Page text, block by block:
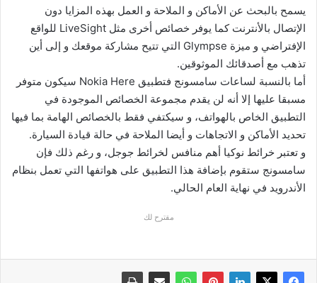
يسمح بالبحث عن الأماكن و الملاحة و العمل بهذه المزايا دون
الإتصال بالأنترنت كما يوفر خصائص أخرى مثل LiveSight للواقع
الإفتراضي و ميزة Glympse التي تتيح مشاركة موقعك و إلى أين
تذهب مع أصدقائك الموثوقين.
أما بالنسبة لساعات سامسونج فتطبيق Nokia Here سيكون متوفر
مسبقا عليها إلا أنه لن يقدم مجموعة الخصائص الموجودة في
التطبيق الخاص بالهواتف، و سيكتفي فقط بالخصائص الهامة بما فيها
تحديد الأماكن و الاتجاهات و أيضا الملاحة في حالة قيادة السيارة.
و تعتبر خرائط نوكيا أهم منافس لخرائط جوجل، و رغم ذلك فإن
سامسونج ستقوم بإضافة هذا التطبيق على هواتفها التي تعمل بنظام
الأندرويد في نهاية العام الحالي.
مقترح لك